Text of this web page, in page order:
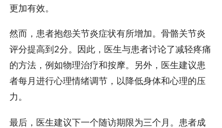
更加有效。
然而，患者抱怨关节炎症状有所增加。骨骼关节炎
评分提高到2分。因此，医生与患者讨论了减轻疼痛
的方法，例如物理治疗和按摩。另外，医生建议患
者每月进行心理情绪调节，以降低身体和心理的压
力。
最后，医生建议下一个随访期限为三个月。患者成